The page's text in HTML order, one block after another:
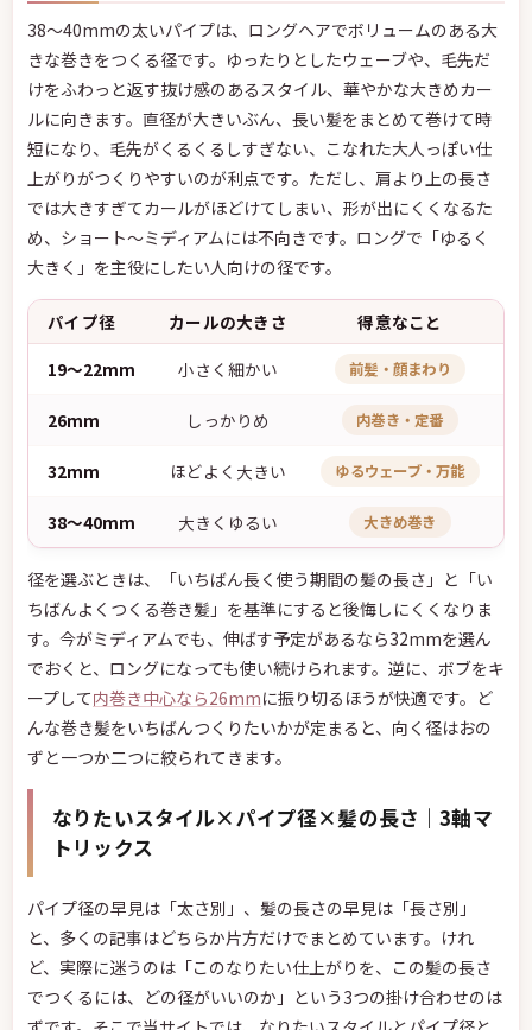
38〜40mmの太いパイプは、ロングヘアでボリュームのある大
きな巻きをつくる径です。ゆったりとしたウェーブや、毛先だ
けをふわっと返す抜け感のあるスタイル、華やかな大きめカー
ルに向きます。直径が大きいぶん、長い髪をまとめて巻けて時
短になり、毛先がくるくるしすぎない、こなれた大人っぽい仕
上がりがつくりやすいのが利点です。ただし、肩より上の長さ
では大きすぎてカールがほどけてしまい、形が出にくくなるた
め、ショート〜ミディアムには不向きです。ロングで「ゆるく
大きく」を主役にしたい人向けの径です。
パイプ径 カールの大きさ
得意なこと
19〜22mm
小さく細かい 前髪・顔まわり
26mm しっかりめ 内巻き・定番
32mm ほどよく大きい ゆるウェーブ・万能
38〜40mm 大きくゆるい 大きめ巻き
径を選ぶときは、「いちばん長く使う期間の髪の長さ」と「い
ちばんよくつくる巻き髪」を基準にすると後悔しにくくなりま
す。今がミディアムでも、伸ばす予定があるなら32mmを選ん
でおくと、ロングになっても使い続けられます。逆に、ボブをキ
ープして内巻き中心なら26mmに振り切るほうが快適です。ど
んな巻き髪をいちばんつくりたいかが定まると、向く径はおの
ずと一つか二つに絞られてきます。
なりたいスタイル×パイプ径×髪の長さ｜3軸マ
トリックス
パイプ径の早見は「太さ別」、髪の長さの早見は「長さ別」
と、多くの記事はどちらか片方だけでまとめています。けれ
ど、実際に迷うのは「このなりたい仕上がりを、この髪の長さ
でつくるには、どの径がいいのか」という3つの掛け合わせのは